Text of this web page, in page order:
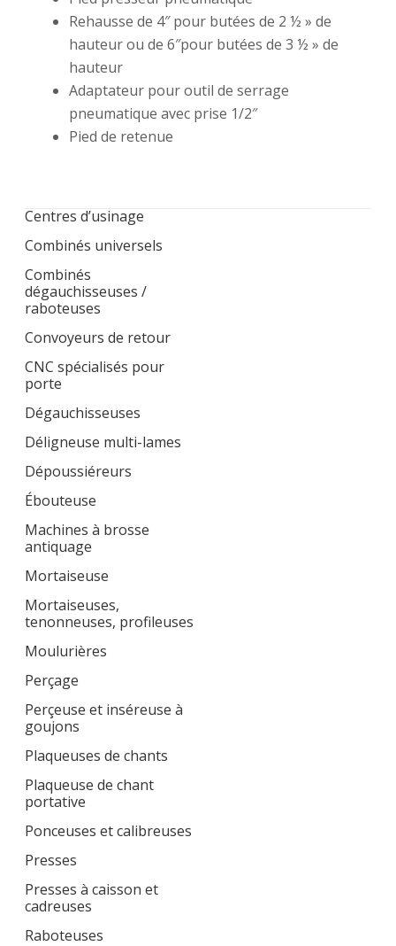
Rehausse de 4″ pour butées de 2 ½ » de
hauteur ou de 6″pour butées de 3 ½ » de
hauteur
Adaptateur pour outil de serrage
pneumatique avec prise 1/2″
Pied de retenue
Centres d’usinage
Combinés universels
Combinés
dégauchisseuses /
raboteuses
Convoyeurs de retour
CNC spécialisés pour
porte
Dégauchisseuses
Déligneuse multi-lames
Dépoussiéreurs
Ébouteuse
Machines à brosse
antiquage
Mortaiseuse
Mortaiseuses,
tenonneuses, profileuses
Moulurières
Perçage
Perçeuse et inséreuse à
goujons
Plaqueuses de chants
Plaqueuse de chant
portative
Ponceuses et calibreuses
Presses
Presses à caisson et
cadreuses
Raboteuses